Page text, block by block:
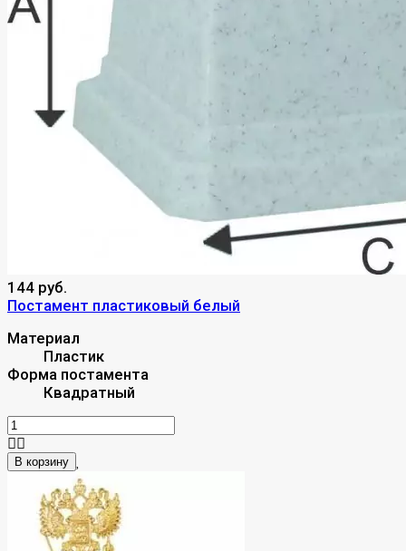
144 руб.
Постамент пластиковый белый
Материал
Пластик
Форма постамента
Квадратный
В корзину